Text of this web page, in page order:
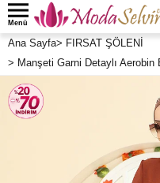
Menü
Ana Sayfa> FIRSAT ŞÖLENİ
> Manşeti Garni Detaylı